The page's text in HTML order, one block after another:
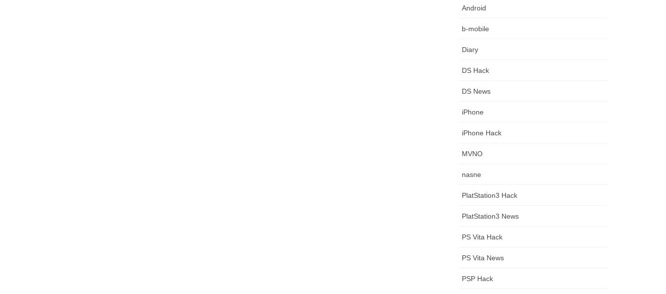
Android
b-mobile
Diary
DS Hack
DS News
iPhone
iPhone Hack
MVNO
nasne
PlatStation3 Hack
PlatStation3 News
PS Vita Hack
PS Vita News
PSP Hack